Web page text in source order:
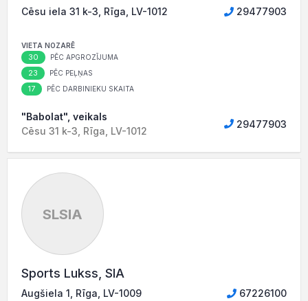
Cēsu iela 31 k-3, Rīga, LV-1012 29477903
VIETA NOZARĒ
30 PĒC APGROZĪJUMA
23 PĒC PEĻŅAS
17 PĒC DARBINIEKU SKAITA
"Babolat", veikals
Cēsu 31 k-3, Rīga, LV-1012
29477903
SLSIA
Sports Lukss, SIA
Augšiela 1, Rīga, LV-1009 67226100